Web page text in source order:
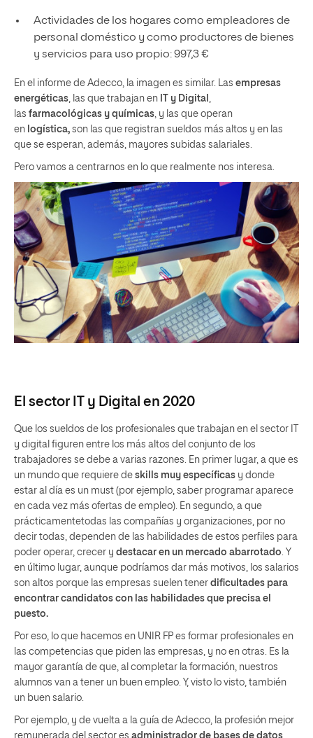
Actividades de los hogares como empleadores de
personal doméstico y como productores de bienes
y servicios para uso propio: 997,3 €
En el informe de Adecco, la imagen es similar. Las empresas
energéticas, las que trabajan en IT y Digital ,
las farmacológicas y químicas, y las que operan
en logística, son las que registran sueldos más altos y en las
que se esperan, además, mayores subidas salariales.
Pero vamos a centrarnos en lo que realmente nos interesa.
El sector IT y Digital en 2020
Que los sueldos de los profesionales que trabajan en el sector IT
y digital figuren entre los más altos del conjunto de los
trabajadores se debe a varias razones. En primer lugar, a que es
un mundo que requiere de skills muy específicas y donde
estar al día es un must (por ejemplo, saber programar aparece
en cada vez más ofertas de empleo). En segundo, a que
prácticamentetodas las compañías y organizaciones, por no
decir todas, dependen de las habilidades de estos perfiles para
poder operar, crecer y destacar en un mercado abarrotado . Y
en último lugar, aunque podríamos dar más motivos, los salarios
son altos porque las empresas suelen tener dificultades para
encontrar candidatos con las habilidades que precisa el
puesto.
Por eso, lo que hacemos en UNIR FP es formar profesionales en
las competencias que piden las empresas, y no en otras. Es la
mayor garantía de que, al completar la formación, nuestros
alumnos van a tener un buen empleo. Y, visto lo visto, también
un buen salario.
Por ejemplo, y de vuelta a la guía de Adecco, la profesión mejor
remunerada del sector es administrador de bases de datos